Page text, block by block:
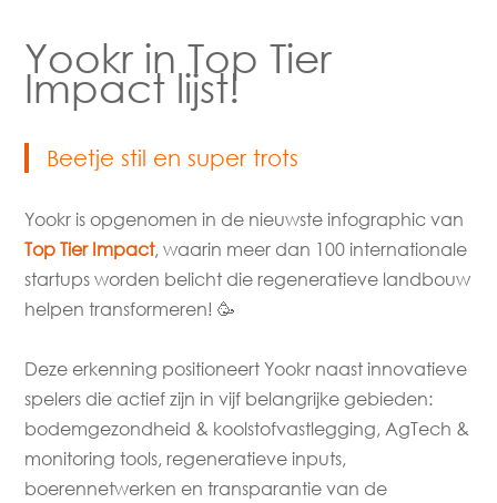
Yookr in Top Tier
Impact lijst!
Beetje stil en super trots
Yookr is opgenomen in de nieuwste infographic van
Top Tier Impact, waarin meer dan 100 internationale
startups worden belicht die regeneratieve landbouw
helpen transformeren! 🥳
Deze erkenning positioneert Yookr naast innovatieve
spelers die actief zijn in vijf belangrijke gebieden:
bodemgezondheid & koolstofvastlegging, AgTech &
monitoring tools, regeneratieve inputs,
boerennetwerken en transparantie van de